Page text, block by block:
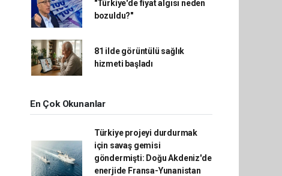
"Türkiye'de fiyat algısı neden
bozuldu?"
81 ilde görüntülü sağlık
hizmeti başladı
En Çok Okunanlar
Türkiye projeyi durdurmak
için savaş gemisi
göndermişti: Doğu Akdeniz'de
enerjide Fransa-Yunanistan